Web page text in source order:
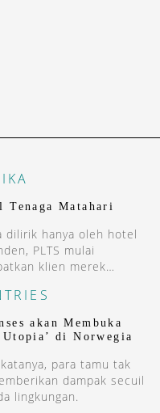
Tenaga Matahari
dilirik hanya oleh hotel
PLTS mulai
klien merek
akan Membuka
di Norwegia
para tamu tak
dampak secuil
lingkungan.